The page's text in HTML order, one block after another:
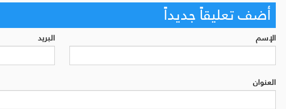
أضف تعليقاً جديداً
الإسم البريد
العنوان